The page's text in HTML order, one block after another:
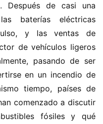
Después de casi una
baterías eléctricas
y las ventas de
de vehículos ligeros
pasando de ser
en un incendio de
tiempo, países de
comenzado a discutir
fósiles y qué